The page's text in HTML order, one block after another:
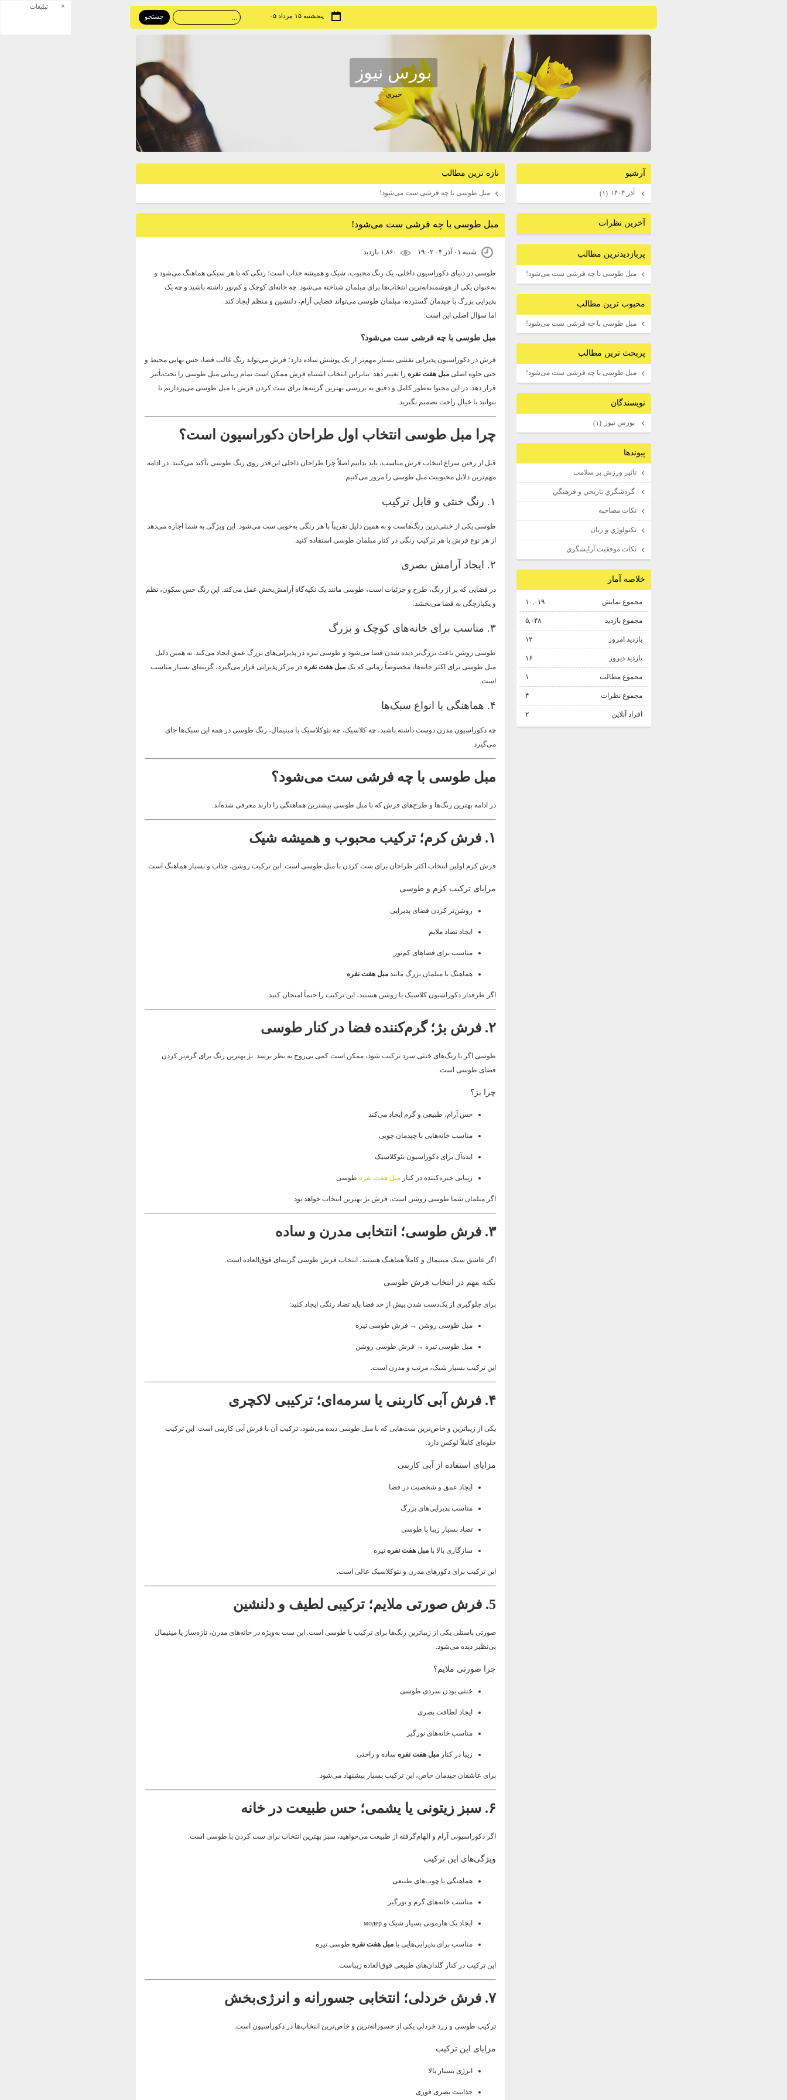
پنجشنبه ۱۵ مرداد ۰۵
بورس نيوز
خبري
تازه ترين مطالب
مبل طوسی با چه فرشی ست می‌شود!
مبل طوسی با چه فرشی ست می‌شود!
شنبه ۰۱ آذر ۰۴ ۱۹:۰۲
طوسی در دنیای دکوراسیون داخلی، یک رنگ محبوب، شیک و همیشه جذاب است؛ رنگی که با هر سبکی هماهنگ می‌شود و
به‌عنوان یکی از هوشمندانه‌ترین انتخاب‌ها برای مبلمان شناخته می‌شود. چه خانه‌ای کوچک و کم‌نور داشته باشید و چه یک
پذیرایی بزرگ با چیدمان گسترده، مبلمان طوسی می‌تواند فضایی آرام، دلنشین و منظم ایجاد کند.
اما سؤال اصلی این است:
مبل طوسی با چه فرشی ست می‌شود؟
فرش در دکوراسیون پذیرایی نقشی بسیار مهم‌تر از یک پوشش ساده دارد؛ فرش می‌تواند رنگ غالب فضا، حس نهایی محیط و
حتی جلوه اصلی مبل هفت نفره را تغییر دهد. بنابراین انتخاب اشتباه فرش ممکن است تمام زیبایی مبل طوسی را تحت‌تأثیر
قرار دهد. در این محتوا به‌طور کامل و دقیق به بررسی بهترین گزینه‌ها برای ست کردن فرش با مبل طوسی می‌پردازیم تا
بتوانید با خیال راحت تصمیم بگیرید.
چرا مبل طوسی انتخاب اول طراحان دکوراسیون است؟
قبل از رفتن سراغ انتخاب فرش مناسب، باید بدانیم اصلاً چرا طراحان داخلی این‌قدر روی رنگ طوسی تأکید می‌کنند. در ادامه
مهم‌ترین دلایل محبوبیت مبل طوسی را مرور می‌کنیم:
۱. رنگ خنثی و قابل ترکیب
طوسی یکی از خنثی‌ترین رنگ‌هاست و به همین دلیل تقریباً با هر رنگی به‌خوبی ست می‌شود. این ویژگی به شما اجازه می‌دهد
از هر نوع فرش با هر ترکیب رنگی در کنار مبلمان طوسی استفاده کنید.
۲. ایجاد آرامش بصری
در فضایی که پر از رنگ، طرح و جزئیات است، طوسی مانند یک تکیه‌گاه آرامش‌بخش عمل می‌کند. این رنگ حس سکون، نظم
و یکپارچگی به فضا می‌بخشد.
۳. مناسب برای خانه‌های کوچک و بزرگ
طوسی روشن باعث بزرگ‌تر دیده شدن فضا می‌شود و طوسی تیره در پذیرایی‌های بزرگ عمق ایجاد می‌کند. به همین دلیل
مبل طوسی برای اکثر خانه‌ها، مخصوصاً زمانی که یک مبل هفت نفره در مرکز پذیرایی قرار می‌گیرد، گزینه‌ای بسیار مناسب
است.
۴. هماهنگی با انواع سبک‌ها
چه دکوراسیون مدرن دوست داشته باشید، چه کلاسیک، چه نئوکلاسیک یا مینیمال، رنگ طوسی در همه این سبک‌ها جای
می‌گیرد.
مبل طوسی با چه فرشی ست می‌شود؟
در ادامه بهترین رنگ‌ها و طرح‌های فرش که با مبل طوسی بیشترین هماهنگی را دارند معرفی شده‌اند.
۱. فرش کرم؛ ترکیب محبوب و همیشه شیک
فرش کرم اولین انتخاب اکثر طراحان برای ست کردن با مبل طوسی است. این ترکیب روشن، جذاب و بسیار هماهنگ است.
مزایای ترکیب کرم و طوسی
روشن‌تر کردن فضای پذیرایی
ایجاد تضاد ملایم
مناسب برای فضاهای کم‌نور
هماهنگ با مبلمان بزرگ مانند مبل هفت نفره
اگر طرفدار دکوراسیون کلاسیک یا روشن هستید، این ترکیب را حتماً امتحان کنید.
۲. فرش بژ؛ گرم‌کننده فضا در کنار طوسی
طوسی اگر با رنگ‌های خنثی سرد ترکیب شود، ممکن است کمی بی‌روح به نظر برسد. بژ بهترین رنگ برای گرم‌تر کردن
فضای طوسی است.
چرا بژ؟
حس آرام، طبیعی و گرم ایجاد می‌کند
مناسب خانه‌هایی با چیدمان چوبی
ایده‌آل برای دکوراسیون نئوکلاسیک
زیبایی خیره‌کننده در کنار مبل هفت نفره طوسی
اگر مبلمان شما طوسی روشن است، فرش بژ بهترین انتخاب خواهد بود.
۳. فرش طوسی؛ انتخابی مدرن و ساده
اگر عاشق سبک مینیمال و کاملاً هماهنگ هستید، انتخاب فرش طوسی گزینه‌ای فوق‌العاده است.
نکته مهم در انتخاب فرش طوسی
برای جلوگیری از یک‌دست شدن بیش از حد فضا باید تضاد رنگی ایجاد کنید:
مبل طوسی روشن → فرش طوسی تیره
مبل طوسی تیره → فرش طوسی روشن
این ترکیب بسیار شیک، مرتب و مدرن است.
۴. فرش آبی کاربنی یا سرمه‌ای؛ ترکیبی لاکچری
یکی از زیباترین و خاص‌ترین ست‌هایی که با مبل طوسی دیده می‌شود، ترکیب آن با فرش آبی کاربنی است. این ترکیب
جلوه‌ای کاملاً لوکس دارد.
مزایای استفاده از آبی کاربنی
ایجاد عمق و شخصیت در فضا
مناسب پذیرایی‌های بزرگ
تضاد بسیار زیبا با طوسی
سازگاری بالا با مبل هفت نفره تیره
این ترکیب برای دکورهای مدرن و نئوکلاسیک عالی است.
5. فرش صورتی ملایم؛ ترکیبی لطیف و دلنشین
صورتی پاستلی یکی از زیباترین رنگ‌ها برای ترکیب با طوسی است. این ست به‌ویژه در خانه‌های مدرن، تازه‌ساز یا مینیمال
بی‌نظیر دیده می‌شود.
چرا صورتی ملایم؟
خنثی بودن سردی طوسی
ایجاد لطافت بصری
مناسب خانه‌های نورگیر
زیبا در کنار مبل هفت نفره ساده و راحتی
برای عاشقان چیدمان خاص، این ترکیب بسیار پیشنهاد می‌شود.
۶. سبز زیتونی یا یشمی؛ حس طبیعت در خانه
اگر دکوراسیونی آرام و الهام‌گرفته از طبیعت می‌خواهید، سبز بهترین انتخاب برای ست کردن با طوسی است.
ویژگی‌های این ترکیب
هماهنگی با چوب‌های طبیعی
مناسب خانه‌های گرم و نورگیر
ایجاد یک هارمونی بسیار شیک و модер
مناسب برای پذیرایی‌هایی با مبل هفت نفره طوسی تیره
این ترکیب در کنار گلدان‌های طبیعی فوق‌العاده زیباست.
۷. فرش خردلی؛ انتخابی جسورانه و انرژی‌بخش
ترکیب طوسی و زرد خردلی یکی از جسورانه‌ترین و خاص‌ترین انتخاب‌ها در دکوراسیون است.
مزایای این ترکیب
انرژی بسیار بالا
جذابیت بصری فوری
آرشيو
آذر ۱۴۰۴ (۱)
آخرين نظرات
پربازديدترين مطالب
مبل طوسی با چه فرشی ست می‌شود!
محبوب ترين مطالب
مبل طوسی با چه فرشی ست می‌شود!
پربحث ترين مطالب
مبل طوسی با چه فرشی ست می‌شود!
نويسندگان
بورس نيوز (۱)
پيوندها
تاثير ورزش بر سلامت
گردشگري تاريخي و فرهنگي
نكات مصاحبه
تكنولوژي و زبان
نكات موفقيت آرايشگري
خلاصه آمار
مجموع نمایش‌ ۱۰,۰۱۹
مجموع بازدید ۵,۰۴۸
بازدید امروز ۱۲
بازدید دیروز ۱۶
مجموع مطالب ۱
مجموع نظرات ۴
افراد آنلاین ۲
تبلیغات ×